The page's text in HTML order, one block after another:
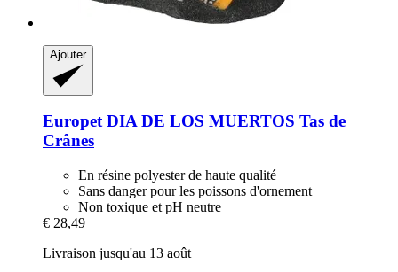
Ajouter
EuropetDIA DE LOS MUERTOS Tas de
Crânes
En résine polyester de haute qualité
Sans danger pour les poissons d'ornement
Non toxique et pH neutre
€ 28,49
Livraison jusqu'au 13 août